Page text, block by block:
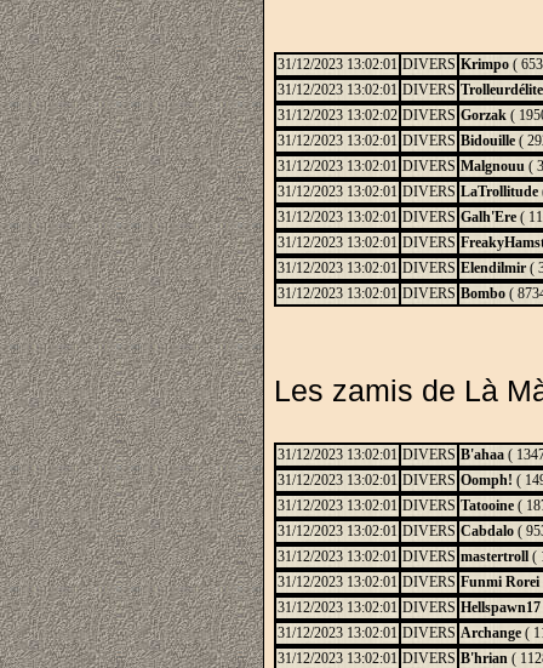
31/12/2023 13:02:01 DIVERS Krimpo (
31/12/2023 13:02:01 DIVERS Trolleurdélite
31/12/2023 13:02:02 DIVERS Gorzak (
31/12/2023 13:02:01 DIVERS Bidouille (
31/12/2023 13:02:01 DIVERS Malgnouu (
31/12/2023 13:02:01 DIVERS LaTrollitude
31/12/2023 13:02:01 DIVERS Galh'Ere (
31/12/2023 13:02:01 DIVERS
31/12/2023 13:02:01 DIVERS Elendilmir (
31/12/2023 13:02:01 DIVERS Bombo (
Les zamis de Là
31/12/2023 13:02:01 DIVERS B'ahaa (
31/12/2023 13:02:01 DIVERS Oomph! (
31/12/2023 13:02:01 DIVERS Tatooine (
31/12/2023 13:02:01 DIVERS Cabdalo (
31/12/2023 13:02:01 DIVERS mastertroll (
31/12/2023 13:02:01 DIVERS Funmi Rorei
31/12/2023 13:02:01 DIVERS Hellspawn17
31/12/2023 13:02:01 DIVERS Archange (
31/12/2023 13:02:01 DIVERS B'hrian (